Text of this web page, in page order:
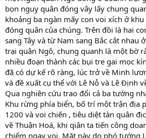
bọn nguỵ quân đóng vây lấy chung
khoảng ba ngàn mấy con voi xích ở
đóng quân của chúng. Trên đồi là hai
sang Tây và từ Nam sang Bắc cắt nhau
trại quân Ngô, chung quanh là một bờ
nhiều đoạn thành các bụi tre gai mọc
đã có dự kế rõ ràng, lúc trở về Minh
và đề xuất cụ thể với Lê Nỗ và Lê Định
Qua nghiên cứu trao đổi cả ba tướng
Khu rừng phía biển, bố trí một trận địa
1200 và voi chiến , tiêu diệt tàn quân
về Thuận Hoá, khi qiân ta tiến công
chiếm ngay voi. Mặt này do phó tướng